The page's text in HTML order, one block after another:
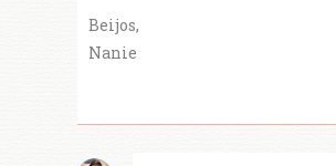
Beijos,
Nanie